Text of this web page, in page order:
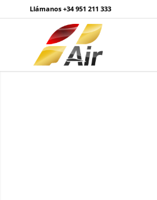
Llámanos +34 951 211 333